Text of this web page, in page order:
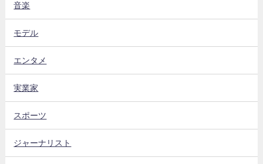
音楽
モデル
エンタメ
実業家
スポーツ
ジャーナリスト